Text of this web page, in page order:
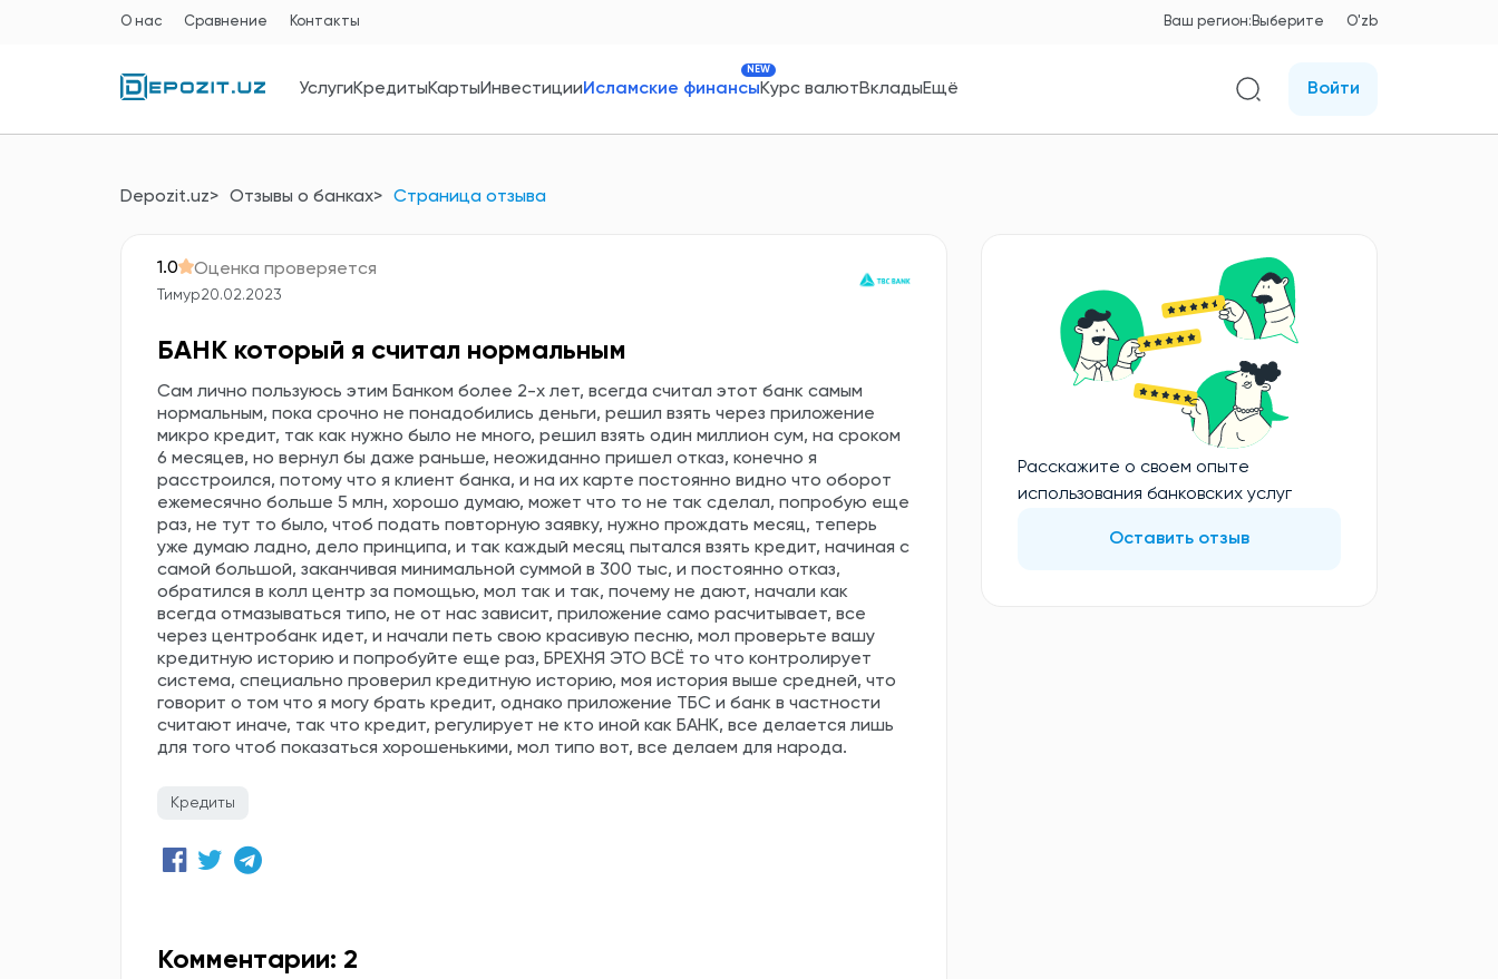
О нас Сравнение Контакты Ваш регион: Выберите O'zb
УслугиКредитыКартыИнвестицииИсламские финансы
NEW
Курс валютВкладыЕщё Войти
Depozit.uz Отзывы о банках Страница отзыва
1.0 Оценка проверяется
Тимур20.02.2023
БАНК который я считал нормальным
Сам лично пользуюсь этим Банком более 2-х лет, всегда считал этот банк самым
нормальным, пока срочно не понадобились деньги, решил взять через приложение
микро кредит, так как нужно было не много, решил взять один миллион сум, на сроком
6 месяцев, но вернул бы даже раньше, неожиданно пришел отказ, конечно я
расстроился, потому что я клиент банка, и на их карте постоянно видно что оборот
ежемесячно больше 5 млн, хорошо думаю, может что то не так сделал, попробую еще
раз, не тут то было, чтоб подать повторную заявку, нужно прождать месяц, теперь
уже думаю ладно, дело принципа, и так каждый месяц пытался взять кредит, начиная с
самой большой, заканчивая минимальной суммой в 300 тыс, и постоянно отказ,
обратился в колл центр за помощью, мол так и так, почему не дают, начали как
всегда отмазываться типо, не от нас зависит, приложение само расчитывает, все
через центробанк идет, и начали петь свою красивую песню, мол проверьте вашу
кредитную историю и попробуйте еще раз, БРЕХНЯ ЭТО ВСЁ то что контролирует
система, специально проверил кредитную историю, моя история выше средней, что
говорит о том что я могу брать кредит, однако приложение ТБС и банк в частности
считают иначе, так что кредит, регулирует не кто иной как БАНК, все делается лишь
для того чтоб показаться хорошенькими, мол типо вот, все делаем для народа.
Кредиты
Комментарии: 2
Расскажите о своем опыте
использования банковских услуг
Оставить отзыв